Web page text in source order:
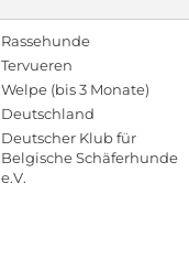
Rassehunde
Tervueren
Welpe (bis 3 Monate)
Deutschland
Deutscher Klub für
Belgische Schäferhunde
e.V.